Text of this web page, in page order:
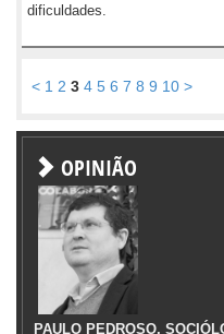
dificuldades.
< 1 2 3 4 5 6 7 8 9 10 >
OPINIÃO
PAULO PEDROSO,